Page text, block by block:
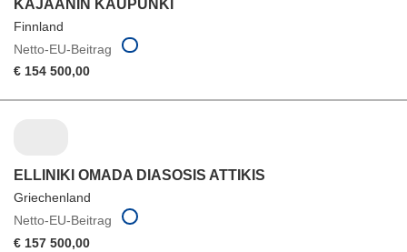
KAJAANIN KAUPUNKI
Finnland
Netto-EU-Beitrag
€ 154 500,00
ELLINIKI OMADA DIASOSIS ATTIKIS
Griechenland
Netto-EU-Beitrag
€ 157 500,00